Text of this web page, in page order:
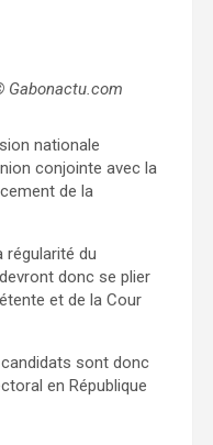
Gabonactu.com
nationale
conjointe avec la
de la
régularité du
donc se plier
et de la Cour
sont donc
en République